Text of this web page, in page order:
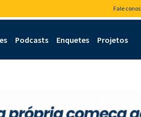
Fale
Podcasts Enquetes Projetos